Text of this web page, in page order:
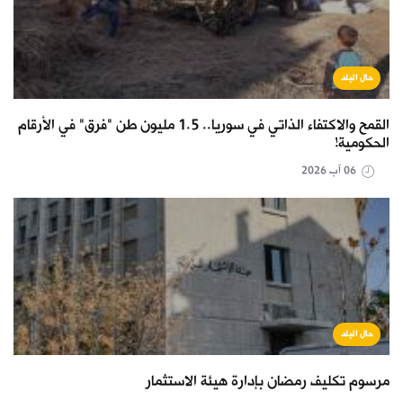
حال البلد
القمح والاكتفاء الذاتي في سوريا.. 1.5 مليون طن "فرق" في الأرقام
الحكومية!
حال البلد
مرسوم تكليف رمضان بإدارة هيئة الاستثمار